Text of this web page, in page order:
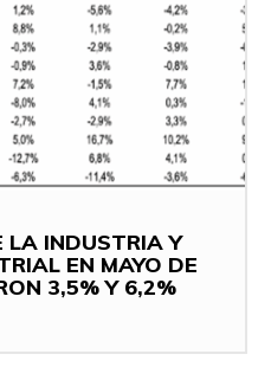
LA INDUSTRIA Y
EN MAYO DE
3,5% Y 6,2%